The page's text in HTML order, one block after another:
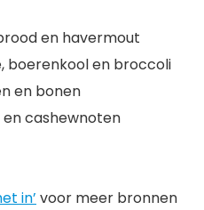
en havermout
boerenkool en broccoli
en bonen
cashewnoten
in’ voor meer bronnen